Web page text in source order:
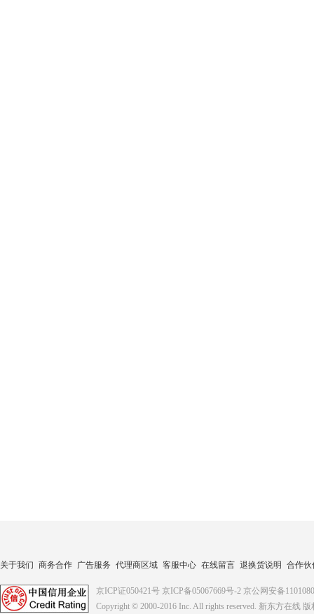
关于我们 商务合作 广告服务 代理商区域 客服中心 在线留言 退换货说明 合作伙
京ICP证050421号 京ICP备05067669号-2 京公网安备
Copyright © 2000-2016 Inc. All rights reserved. 新东方在线